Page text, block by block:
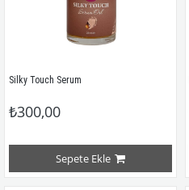
Silky Touch Serum
₺300,00
Sepete Ekle